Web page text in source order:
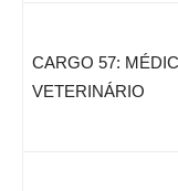
CARGO 57:
VETERINÁRIO